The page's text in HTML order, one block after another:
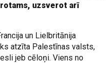
uzsverot arī
un Lielbritānija
atzīta Palestīnas valsts,
jeb cēloņi. Viens no